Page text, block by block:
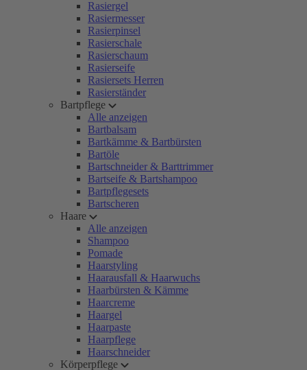
Rasiergel
Rasiermesser
Rasierpinsel
Rasierschale
Rasierschaum
Rasierseife
Rasiersets Herren
Rasierständer
Bartpflege
Alle anzeigen
Bartbalsam
Bartkämme & Bartbürsten
Bartöle
Bartschneider & Barttrimmer
Bartseife & Bartshampoo
Bartpflegesets
Bartscheren
Haare
Alle anzeigen
Shampoo
Pomade
Haarstyling
Haarausfall & Haarwuchs
Haarbürsten & Kämme
Haarcreme
Haargel
Haarpaste
Haarpflege
Haarschneider
Körperpflege